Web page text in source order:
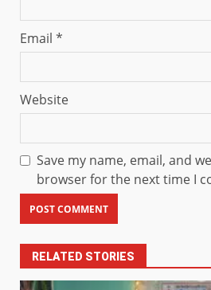
Email *
Website
Save my name, email, and
browser for the next time I
RELATED STORIES